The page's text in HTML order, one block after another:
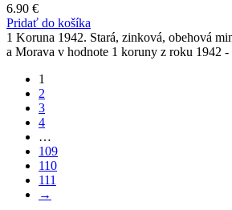
6.90 €
Pridať do košíka
1 Koruna 1942. Stará, zinková, obehová
a Morava v hodnote 1 koruny z roku 1942
1
2
3
4
…
109
110
111
→